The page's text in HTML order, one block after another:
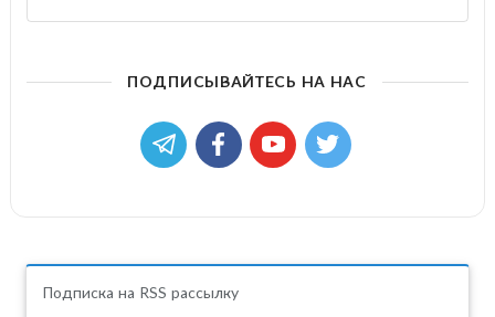
ПОДПИСЫВАЙТЕСЬ НА НАС
Подписка на RSS рассылку